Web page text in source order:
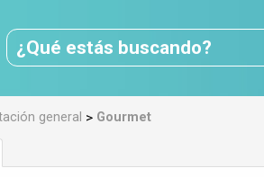
general > Gourmet